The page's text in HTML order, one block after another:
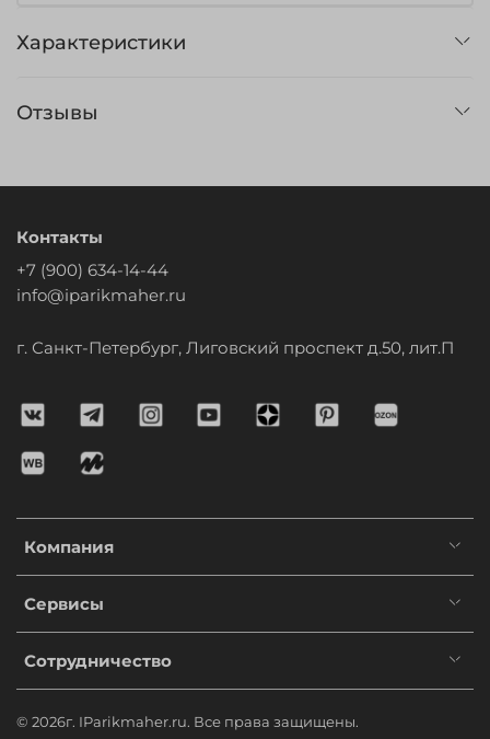
Характеристики
Отзывы
Компания
Сервисы
Сотрудничество
Контакты
+7 (900) 634-14-44
info@iparikmaher.ru
г. Санкт-Петербург, Лиговский проспект д.50, лит.П
© 2026г. IParikmaher.ru. Все права защищены.